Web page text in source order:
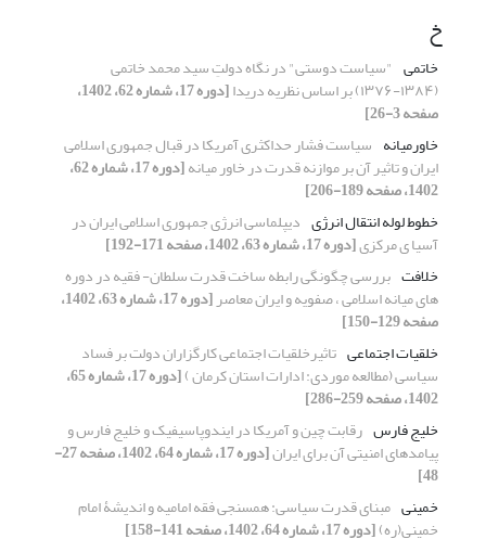
خ
خاتمی "سیاست دوستی" در نگاه دولتِ سید محمد خاتمی
(۱۳۸۴-۱۳۷۶) بر اساس نظریه‌ دریدا [دوره 17، شماره 62، 1402،
صفحه 3-26]
خاورمیانه سیاست فشار حداکثری آمریکا در قبال جمهوری اسلامی
ایران و تاثیر آن بر موازنه قدرت در خاور میانه [دوره 17، شماره 62،
1402، صفحه 189-206]
خطوط لوله انتقال انرژی دیپلماسی انرژی جمهوری اسلامی ایران در
آسیا ی مرکزی[دوره 17، شماره 63، 1402، صفحه 171-192]
خلافت بررسی چگونگی رابطه ساخت قدرت سلطان- فقیه در دوره
های میانه اسلامی ، صفویه و ایران معاصر [دوره 17، شماره 63، 1402،
صفحه 129-150]
خلقیات اجتماعی تاثیرخلقیات اجتماعی کارگزاران دولت بر فساد
سیاسی (مطالعه موردی: ادارات استان کرمان ) [دوره 17، شماره 65،
1402، صفحه 259-286]
خلیج فارس رقابت چین و آمریکا در ایندوپاسیفیک و خلیج فارس و
پیامدهای امنیتی آن برای ایران [دوره 17، شماره 64، 1402، صفحه 27-
48]
خمینی مبنای قدرت سیاسی: همسنجی فقه امامیه و اندیشۀ امام
خمینی(ره)[دوره 17، شماره 64، 1402، صفحه 141-158]